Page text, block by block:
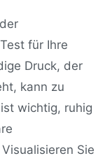
für Ihre
Druck, der
kann zu
wichtig, ruhig
Sie